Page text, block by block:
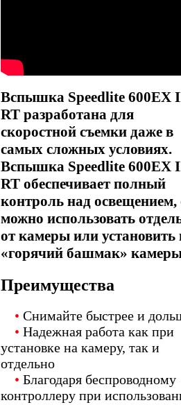
Вспышка Speedlite 600EX
RT разработана для
скоростной съемки даже в
самых сложных условиях.
Вспышка Speedlite 600EX
RT обеспечивает полный
контроль над освещением,
можно использовать
от камеры или установить
«горячий башмак»
Преимущества
• Снимайте быстрее и
• Надежная работа как при
установке на камеру, так и
отдельно
• Благодаря беспроводному
контроллеру при